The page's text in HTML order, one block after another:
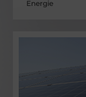
Energie